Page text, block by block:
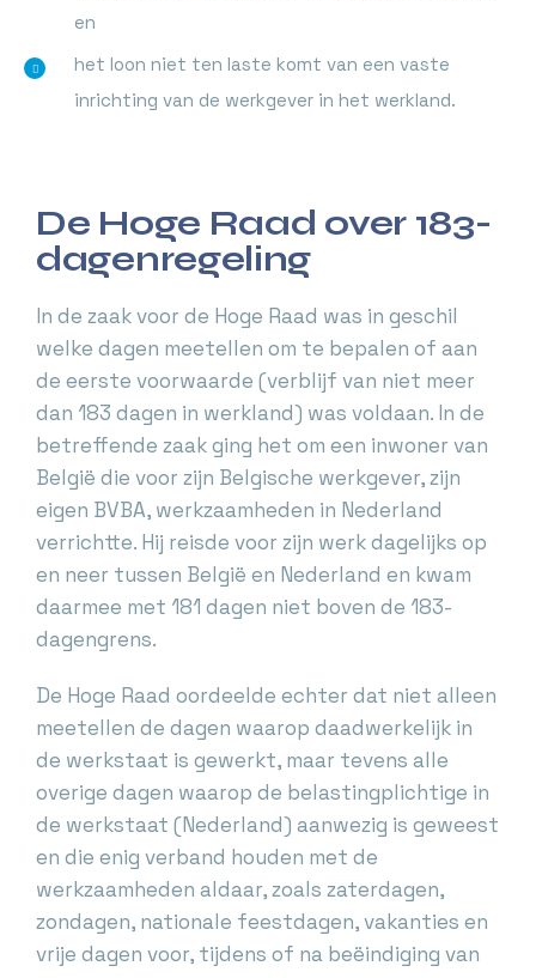
en
het loon niet ten laste komt van een vaste
inrichting van de werkgever in het werkland.
De Hoge Raad over 183-
dagenregeling
In de zaak voor de Hoge Raad was in geschil
welke dagen meetellen om te bepalen of aan
de eerste voorwaarde (verblijf van niet meer
dan 183 dagen in werkland) was voldaan. In de
betreffende zaak ging het om een inwoner van
België die voor zijn Belgische werkgever, zijn
eigen BVBA, werkzaamheden in Nederland
verrichtte. Hij reisde voor zijn werk dagelijks op
en neer tussen België en Nederland en kwam
daarmee met 181 dagen niet boven de 183-
dagengrens.
De Hoge Raad oordeelde echter dat niet alleen
meetellen de dagen waarop daadwerkelijk in
de werkstaat is gewerkt, maar tevens alle
overige dagen waarop de belastingplichtige in
de werkstaat (Nederland) aanwezig is geweest
en die enig verband houden met de
werkzaamheden aldaar, zoals zaterdagen,
zondagen, nationale feestdagen, vakanties en
vrije dagen voor, tijdens of na beëindiging van